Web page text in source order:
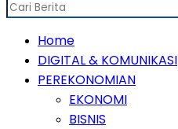
Home
DIGITAL & KOMUNIKASI
PEREKONOMIAN
EKONOMI
BISNIS